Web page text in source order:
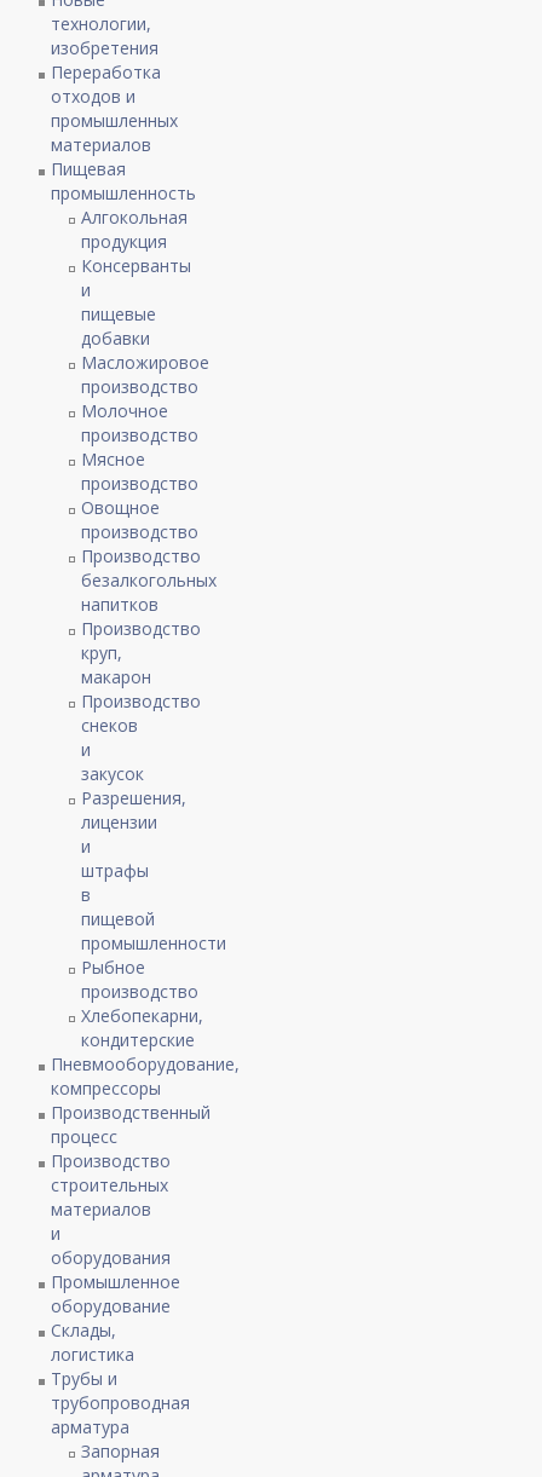
технологии,
изобретения
Переработка
отходов и
промышленных
материалов
Пищевая
промышленность
Алгокольная
продукция
Консерванты
и
пищевые
добавки
Масложировое
производство
Молочное
производство
Мясное
производство
Овощное
производство
Производство
безалкогольных
напитков
Производство
круп,
макарон
Производство
снеков
и
закусок
Разрешения,
лицензии
и
штрафы
в
пищевой
промышленности
Рыбное
производство
Хлебопекарни,
кондитерские
Пневмооборудование,
компрессоры
Производственный
процесс
Производство
строительных
материалов
и
оборудования
Промышленное
оборудование
Склады,
логистика
Трубы и
трубопроводная
арматура
Запорная